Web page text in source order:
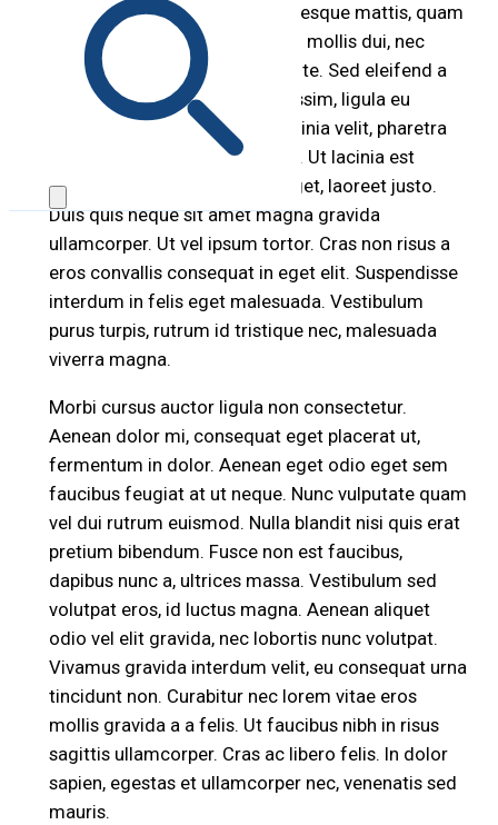
porta scelerisque odio. Pellentesque mattis, quam
id auctor commodo, orci diam mollis dui, nec
pellentesque sapien arcu eu ante. Sed eleifend a
dui sed porttitor. Nullam dignissim, ligula eu
suscipit semper, purus urna lacinia velit, pharetra
consectetur lectus dui id justo. Ut lacinia est
bibendum, commodo libero eget, laoreet justo.
Duis quis neque sit amet magna gravida
ullamcorper. Ut vel ipsum tortor. Cras non risus a
eros convallis consequat in eget elit. Suspendisse
interdum in felis eget malesuada. Vestibulum
purus turpis, rutrum id tristique nec, malesuada
viverra magna.
Morbi cursus auctor ligula non consectetur.
Aenean dolor mi, consequat eget placerat ut,
fermentum in dolor. Aenean eget odio eget sem
faucibus feugiat at ut neque. Nunc vulputate quam
vel dui rutrum euismod. Nulla blandit nisi quis erat
pretium bibendum. Fusce non est faucibus,
dapibus nunc a, ultrices massa. Vestibulum sed
volutpat eros, id luctus magna. Aenean aliquet
odio vel elit gravida, nec lobortis nunc volutpat.
Vivamus gravida interdum velit, eu consequat urna
tincidunt non. Curabitur nec lorem vitae eros
mollis gravida a a felis. Ut faucibus nibh in risus
sagittis ullamcorper. Cras ac libero felis. In dolor
sapien, egestas et ullamcorper nec, venenatis sed
mauris.